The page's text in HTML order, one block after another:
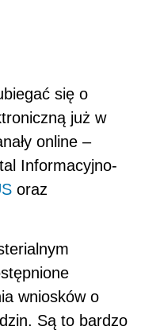
się o
już w
online –
Informacyjno-
oraz
wniosków o
Są to bardzo